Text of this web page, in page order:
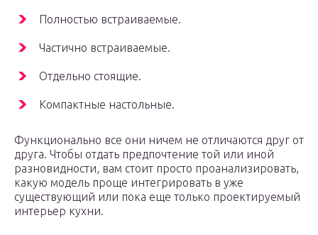
Полностью встраиваемые.
Частично встраиваемые.
Отдельно стоящие.
Компактные настольные.
Функционально все они ничем не отличаются друг от
друга. Чтобы отдать предпочтение той или иной
разновидности, вам стоит просто проанализировать,
какую модель проще интегрировать в уже
существующий или пока еще только проектируемый
интерьер кухни.